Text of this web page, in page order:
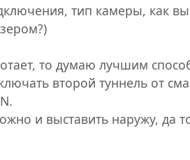
тип камеры, как вы
то думаю лучшим
второй туннель от
и выставить наружу, да